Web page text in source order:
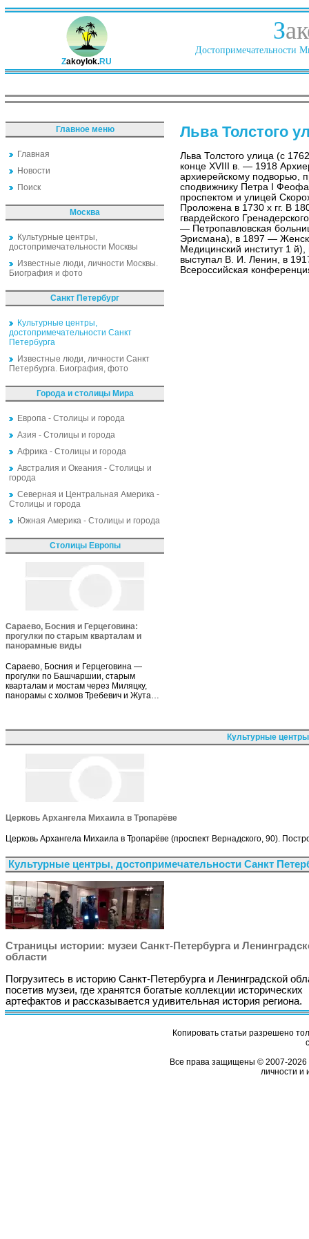
Zakoylok.RU
З
Достопримечательности
Главное меню
Главная
Новости
Поиск
Москва
Культурные центры,
достопримечательности Москвы
Известные люди, личности Москвы.
Биография и фото
Санкт Петербург
Культурные центры,
достопримечательности Санкт
Петербурга
Известные люди, личности Санкт
Петербурга. Биография, фото
Города и столицы Мира
Европа - Столицы и города
Азия - Столицы и города
Африка - Столицы и города
Австралия и Океания - Столицы и
города
Северная и Центральная Америка -
Столицы и города
Южная Америка - Столицы и города
Столицы Европы
Сараево, Босния и Герцеговина:
прогулки по старым кварталам и
панорамные виды
Сараево, Босния и Герцеговина —
прогулки по Башчаршии, старым
кварталам и мостам через Миляцку,
панорамы с холмов Требевич и Жута…
Льва Толстого
Льва Толстого улица (с
конце XVIII в. — 1918
архиерейскому подворью,
сподвижнику Петра I
проспектом и улицей
Проложена в 1730 х гг. В
гвардейского
— Петропавловская
Эрисмана), в 1897 —
Медицинский институт 1
выступал В. И. Ленин, в
Всероссийская
Культурные
Церковь Архангела Михаила в Тропарёве
Церковь Архангела Михаила в Тропарёве (проспект Вернадского, 90).
Культурные центры, достопримечательности Санкт
Страницы истории: музеи Санкт-Петербурга и
области
Погрузитесь в историю Санкт-Петербурга и Ленинградской
посетив музеи, где хранятся богатые коллекции исторических
артефактов и рассказывается удивительная история региона.
Копировать статьи разрешено
Все права защищены © 2007-2026
личности и